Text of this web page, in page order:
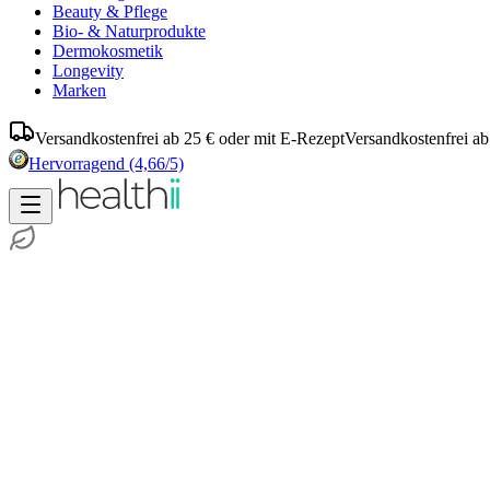
Beauty & Pflege
Bio- & Naturprodukte
Dermokosmetik
Longevity
Marken
Versandkostenfrei ab 25 € oder mit E-RezeptVersandkostenfrei
Hervorragend (4,66/5)